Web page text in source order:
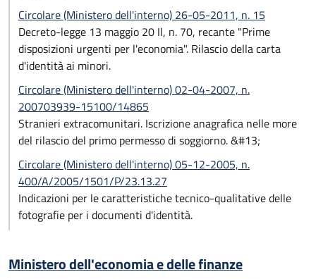
Circolare (Ministero dell'interno) 26-05-2011, n. 15
Decreto-legge 13 maggio 20 Il, n. 70, recante "Prime
disposizioni urgenti per l'economia". Rilascio della carta
d'identità ai minori.
Circolare (Ministero dell'interno) 02-04-2007, n.
200703939-15100/14865
Stranieri extracomunitari. Iscrizione anagrafica nelle more
del rilascio del primo permesso di soggiorno. &#13;
Circolare (Ministero dell'interno) 05-12-2005, n.
400/A/2005/1501/P/23.13.27
Indicazioni per le caratteristiche tecnico-qualitative delle
fotografie per i documenti d'identità.
Ministero dell'economia e delle finanze